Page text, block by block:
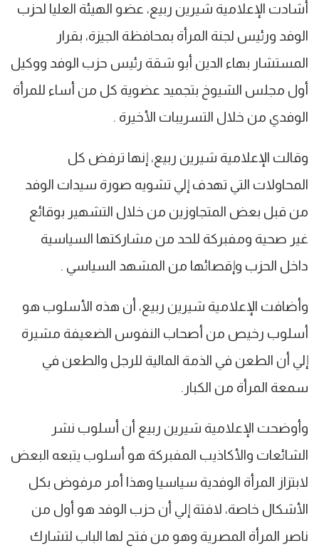
أشادت الإعلامية شيرين ربيع، عضو الهيئة العليا لحزب
الوفد ورئيس لجنة المرأة بمحافظة الجيزة، بقرار
المستشار بهاء الدين أبو شقة رئيس حزب الوفد ووكيل
أول مجلس الشيوخ بتجميد عضوية كل من أساء للمرأة
الوفدي من خلال التسريبات الأخيرة .
وقالت الإعلامية شيرين ربيع، إنها ترفض كل
المحاولات التي تهدف إلي تشويه صورة سيدات الوفد
من قبل بعض المتجاوزين من خلال التشهير بوقائع
غير صحية ومفبركة للحد من مشاركتها السياسية
داخل الحزب وإقصائها من المشهد السياسي .
وأضافت الإعلامية شيرين ربيع، أن هذه الأسلوب هو
أسلوب رخيص من أصحاب النفوس الضعيفة مشيرة
إلي أن الطعن في الذمة المالية للرجل والطعن في
سمعة المرأة من الكبار.
وأوضحت الإعلامية شيرين ربيع أن أسلوب نشر
الشائعات والأكاذيب المفبركة هو أسلوب يتبعه البعض
لابتزاز المرأة الوفدية سياسيا وهذا أمر مرفوض بكل
الأشكال خاصة، لافتة إلي أن حزب الوفد هو أول من
ناصر المرأة المصرية وهو من فتح لها الباب لتشارك